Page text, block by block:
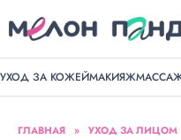
УХОД ЗА КОЖЕЙМАКИЯЖ
ГЛАВНАЯ » УХОД ЗА ЛИЦОМ